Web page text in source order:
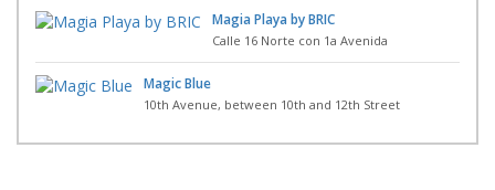
Magia Playa by BRIC
Calle 16 Norte con 1a Avenida
Magic Blue
10th Avenue, between 10th and 12th Street